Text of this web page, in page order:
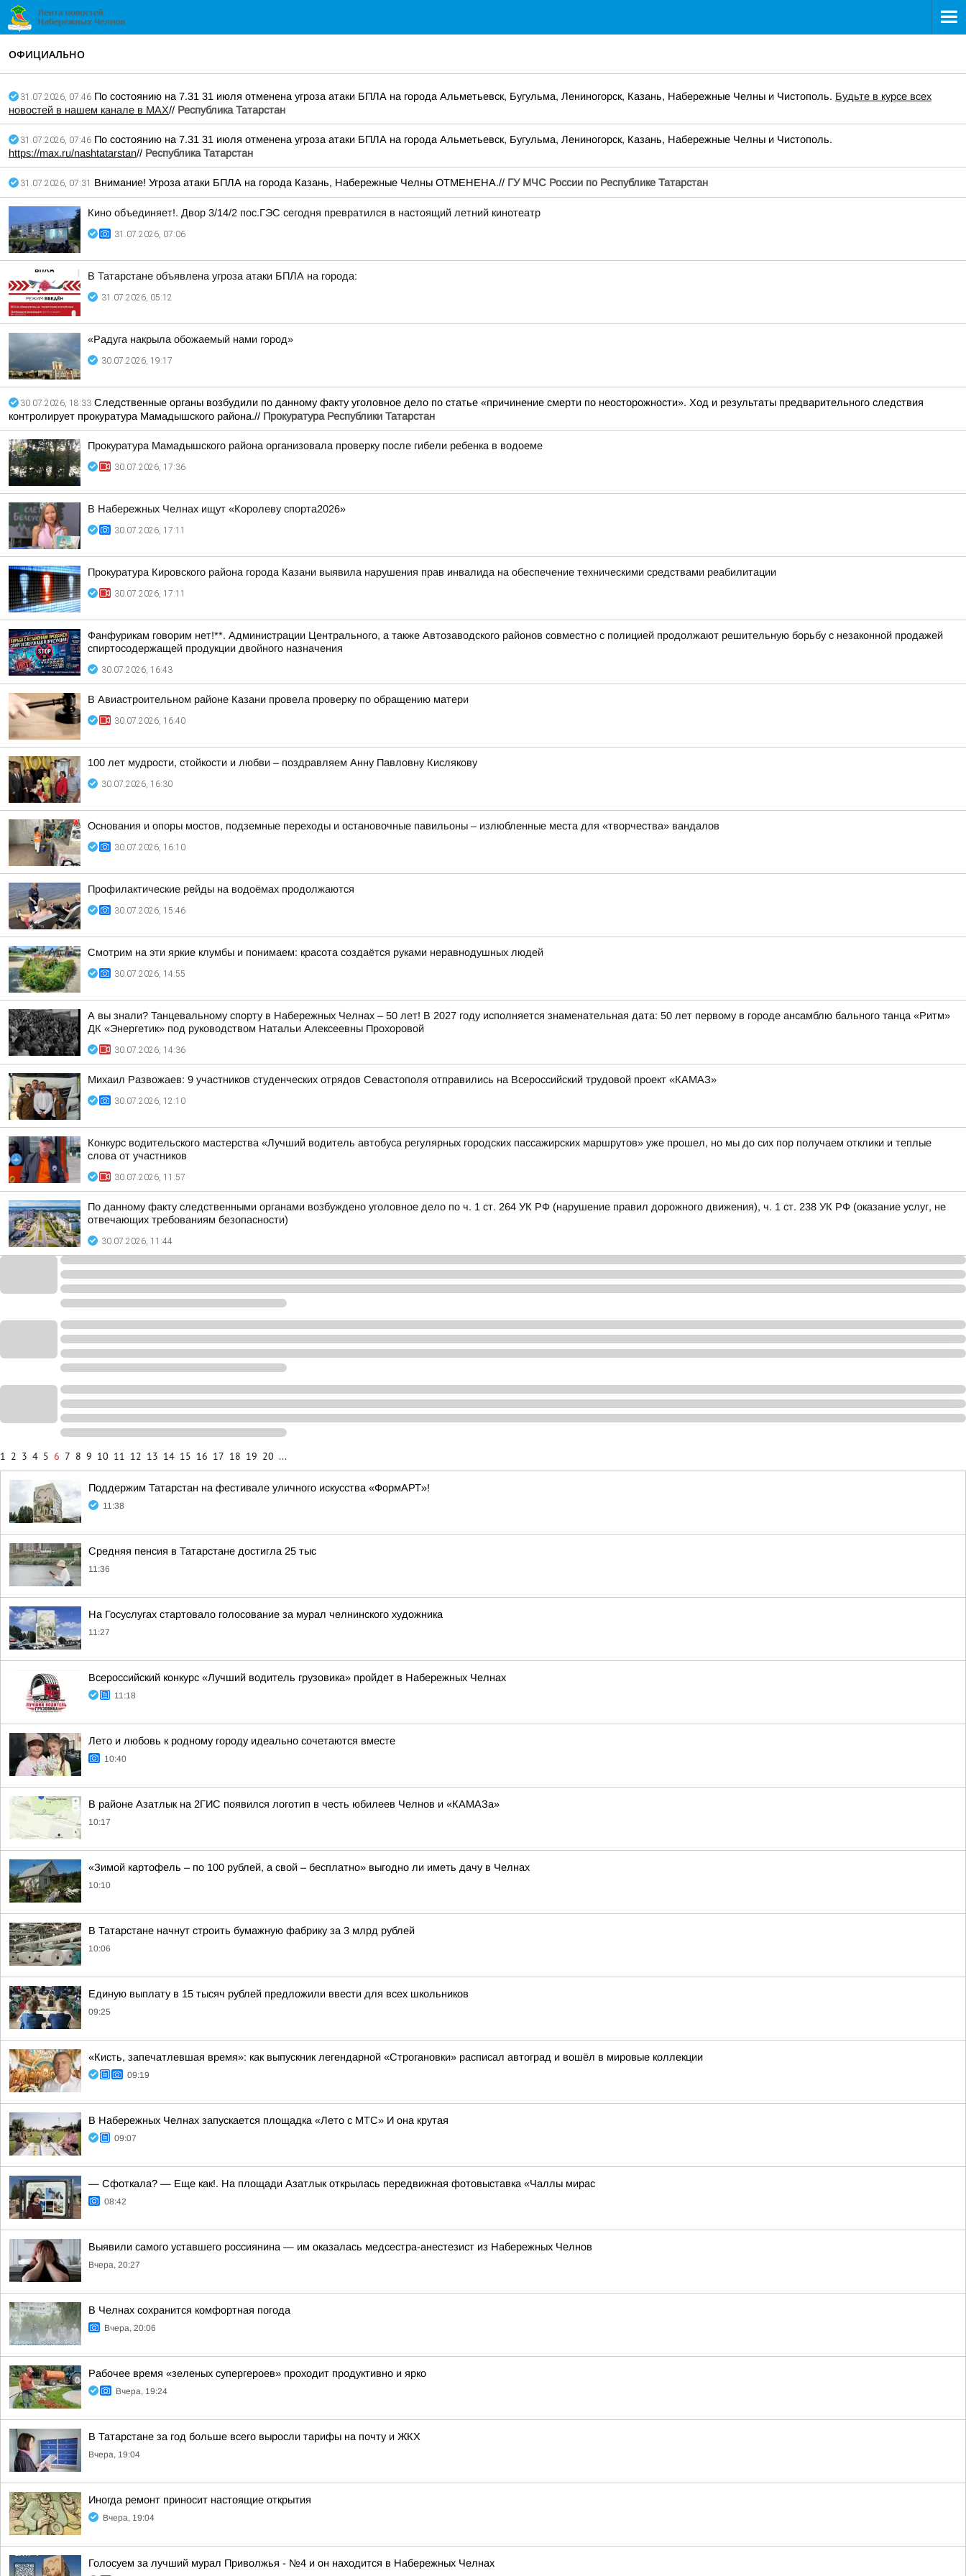
ОФИЦИАЛЬНО
31.07.2026, 07:46 По состоянию на 7.31 31 июля отменена угроза атаки БПЛА на города Альметьевск, Бугульма, Лениногорск, Казань, Набережные Челны и Чистополь. Будьте в курсе всех
новостей в нашем канале в MAX// Республика Татарстан
31.07.2026, 07:46 По состоянию на 7.31 31 июля отменена угроза атаки БПЛА на города Альметьевск, Бугульма, Лениногорск, Казань, Набережные Челны и Чистополь.
https://max.ru/nashtatarstan// Республика Татарстан
31.07.2026, 07:31 Внимание! Угроза атаки БПЛА на города Казань, Набережные Челны ОТМЕНЕНА.// ГУ МЧС России по Республике Татарстан
Кино объединяет!. Двор 3/14/2 пос.ГЭС сегодня превратился в настоящий летний кинотеатр
31.07.2026, 07:06
В Татарстане объявлена угроза атаки БПЛА на города:
31.07.2026, 05:12
«Радуга накрыла обожаемый нами город»
30.07.2026, 19:17
30.07.2026, 18:33 Следственные органы возбудили по данному факту уголовное дело по статье «причинение смерти по неосторожности». Ход и результаты предварительного следствия
контролирует прокуратура Мамадышского района.// Прокуратура Республики Татарстан
Прокуратура Мамадышского района организовала проверку после гибели ребенка в водоеме
30.07.2026, 17:36
В Набережных Челнах ищут «Королеву спорта2026»
30.07.2026, 17:11
Прокуратура Кировского района города Казани выявила нарушения прав инвалида на обеспечение техническими средствами реабилитации
30.07.2026, 17:11
Фанфурикам говорим нет!**. Администрации Центрального, а также Автозаводского районов совместно с полицией продолжают решительную борьбу с незаконной продажей
спиртосодержащей продукции двойного назначения
30.07.2026, 16:43
В Авиастроительном районе Казани провела проверку по обращению матери
30.07.2026, 16:40
100 лет мудрости, стойкости и любви – поздравляем Анну Павловну Кислякову
30.07.2026, 16:30
Основания и опоры мостов, подземные переходы и остановочные павильоны – излюбленные места для «творчества» вандалов
30.07.2026, 16:10
Профилактические рейды на водоёмах продолжаются
30.07.2026, 15:46
Смотрим на эти яркие клумбы и понимаем: красота создаётся руками неравнодушных людей
30.07.2026, 14:55
А вы знали? Танцевальному спорту в Набережных Челнах – 50 лет! В 2027 году исполняется знаменательная дата: 50 лет первому в городе ансамблю бального танца «Ритм»
ДК «Энергетик» под руководством Натальи Алексеевны Прохоровой
30.07.2026, 14:36
Михаил Развожаев: 9 участников студенческих отрядов Севастополя отправились на Всероссийский трудовой проект «КАМАЗ»
30.07.2026, 12:10
Конкурс водительского мастерства «Лучший водитель автобуса регулярных городских пассажирских маршрутов» уже прошел, но мы до сих пор получаем отклики и теплые
слова от участников
30.07.2026, 11:57
По данному факту следственными органами возбуждено уголовное дело по ч. 1 ст. 264 УК РФ (нарушение правил дорожного движения), ч. 1 ст. 238 УК РФ (оказание услуг, не
отвечающих требованиям безопасности)
30.07.2026, 11:44
1 2 3 4 5 6 7 8 9 10 11 12 13 14 15 16 17 18 19 20 ...
Поддержим Татарстан на фестивале уличного искусства «ФормАРТ»!
11:38
Средняя пенсия в Татарстане достигла 25 тыс
11:36
На Госуслугах стартовало голосование за мурал челнинского художника
11:27
Всероссийский конкурс «Лучший водитель грузовика» пройдет в Набережных Челнах
11:18
Лето и любовь к родному городу идеально сочетаются вместе
10:40
В районе Азатлык на 2ГИС появился логотип в честь юбилеев Челнов и «КАМАЗа»
10:17
«Зимой картофель – по 100 рублей, а свой – бесплатно» выгодно ли иметь дачу в Челнах
10:10
В Татарстане начнут строить бумажную фабрику за 3 млрд рублей
10:06
Единую выплату в 15 тысяч рублей предложили ввести для всех школьников
09:25
«Кисть, запечатлевшая время»: как выпускник легендарной «Строгановки» расписал автоград и вошёл в мировые коллекции
09:19
В Набережных Челнах запускается площадка «Лето с МТС» И она крутая
09:07
— Сфоткала? — Еще как!. На площади Азатлык открылась передвижная фотовыставка «Чаллы мирас
08:42
Выявили самого уставшего россиянина — им оказалась медсестра-анестезист из Набережных Челнов
Вчера, 20:27
В Челнах сохранится комфортная погода
Вчера, 20:06
Рабочее время «зеленых супергероев» проходит продуктивно и ярко
Вчера, 19:24
В Татарстане за год больше всего выросли тарифы на почту и ЖКХ
Вчера, 19:04
Иногда ремонт приносит настоящие открытия
Вчера, 19:04
Голосуем за лучший мурал Приволжья - №4 и он находится в Набережных Челнах